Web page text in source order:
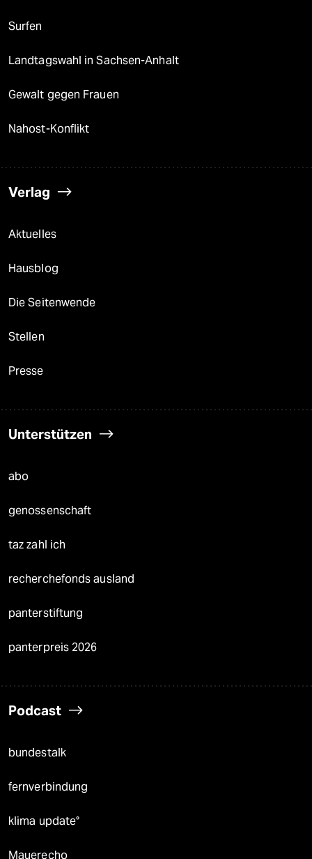
Surfen
Landtagswahl in Sachsen-Anhalt
Gewalt gegen Frauen
Nahost-Konflikt
Verlag
Aktuelles
Hausblog
Die Seitenwende
Stellen
Presse
Unterstützen
abo
genossenschaft
taz zahl ich
recherchefonds ausland
panterstiftung
panterpreis 2026
Podcast
bundestalk
fernverbindung
klima update°
Mauerecho